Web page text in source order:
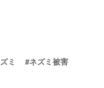
ミ #ネズミ被害